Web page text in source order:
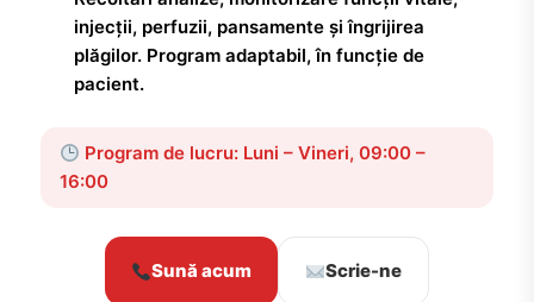
injecții, perfuzii, pansamente și îngrijirea
plăgilor. Program adaptabil, în funcție de
pacient.
Program de lucru: Luni – Vineri, 09:00 –
16:00
Sună acum Scrie-ne